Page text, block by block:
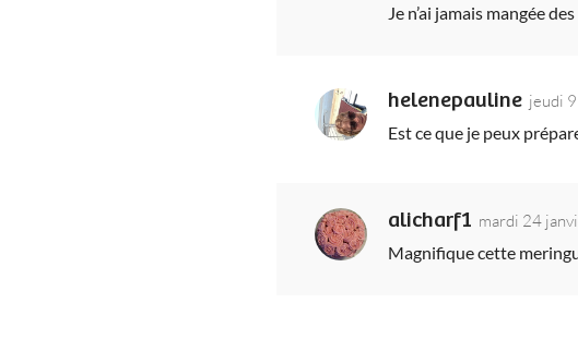
Je n’ai jamais mangée
helenepauline jeudi
Est ce que je peux
alicharf1 mardi 24
Magnifique cette